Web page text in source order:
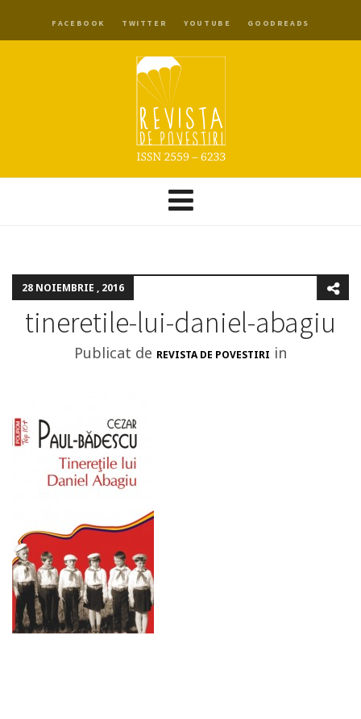
FACEBOOK TWITTER YOUTUBE GOODREADS
28 NOIEMBRIE , 2016
tineretile-lui-daniel-abagiu
Publicat de REVISTA DE POVESTIRI in